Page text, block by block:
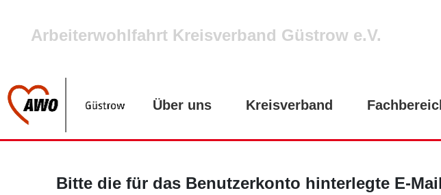
Arbeiterwohlfahrt Kreisverband Güstrow e.V.
Über uns Kreisverband
Bitte die für das Benutzerkonto hinterlegte E-